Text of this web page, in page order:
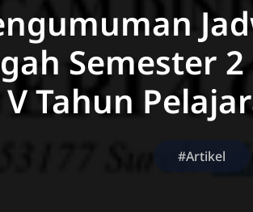
Semester 2
V Tahun
#Artikel